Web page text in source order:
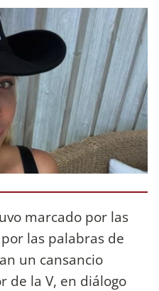
marcado por las
las palabras de
un cansancio
de la V, en diálogo